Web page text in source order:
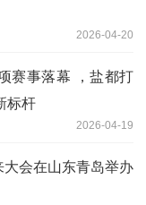
2026-04-20
赛事落幕 ，盐都打
标杆
2026-04-19
会在山东青岛举办